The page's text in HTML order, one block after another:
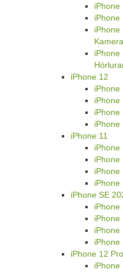
iPhone
iPhone
iPhone
iPhone
iPhone 12
iPhone
iPhone
iPhone
iPhone
iPhone 11
iPhone
iPhone
iPhone
iPhone
iPhone SE
iPhone
iPhone
iPhone
iPhone
iPhone 12 Pro
iPhone